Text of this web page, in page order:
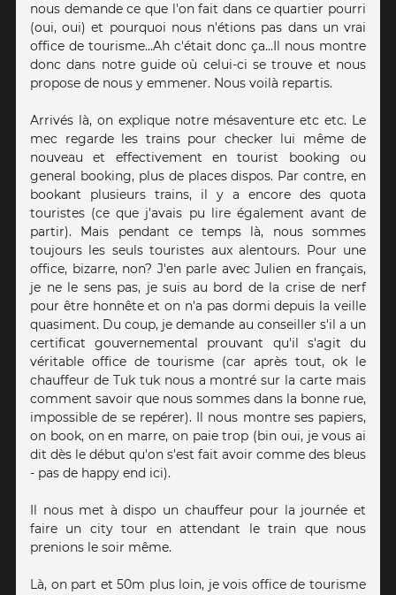
nous demande ce que l'on fait dans ce quartier pourri
(oui, oui) et pourquoi nous n'étions pas dans un vrai
office de tourisme...Ah c'était donc ça...Il nous montre
donc dans notre guide où celui-ci se trouve et nous
propose de nous y emmener. Nous voilà repartis.
Arrivés là, on explique notre mésaventure etc etc. Le
mec regarde les trains pour checker lui même de
nouveau et effectivement en tourist booking ou
general booking, plus de places dispos. Par contre, en
bookant plusieurs trains, il y a encore des quota
touristes (ce que j'avais pu lire également avant de
partir). Mais pendant ce temps là, nous sommes
toujours les seuls touristes aux alentours. Pour une
office, bizarre, non? J'en parle avec Julien en français,
je ne le sens pas, je suis au bord de la crise de nerf
pour être honnête et on n'a pas dormi depuis la veille
quasiment. Du coup, je demande au conseiller s'il a un
certificat gouvernemental prouvant qu'il s'agit du
véritable office de tourisme (car après tout, ok le
chauffeur de Tuk tuk nous a montré sur la carte mais
comment savoir que nous sommes dans la bonne rue,
impossible de se repérer). Il nous montre ses papiers,
on book, on en marre, on paie trop (bin oui, je vous ai
dit dès le début qu'on s'est fait avoir comme des bleus
- pas de happy end ici).
Il nous met à dispo un chauffeur pour la journée et
faire un city tour en attendant le train que nous
prenions le soir même.
Là, on part et 50m plus loin, je vois office de tourisme